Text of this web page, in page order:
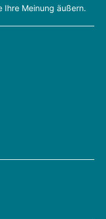
Ihre Meinung äußern.